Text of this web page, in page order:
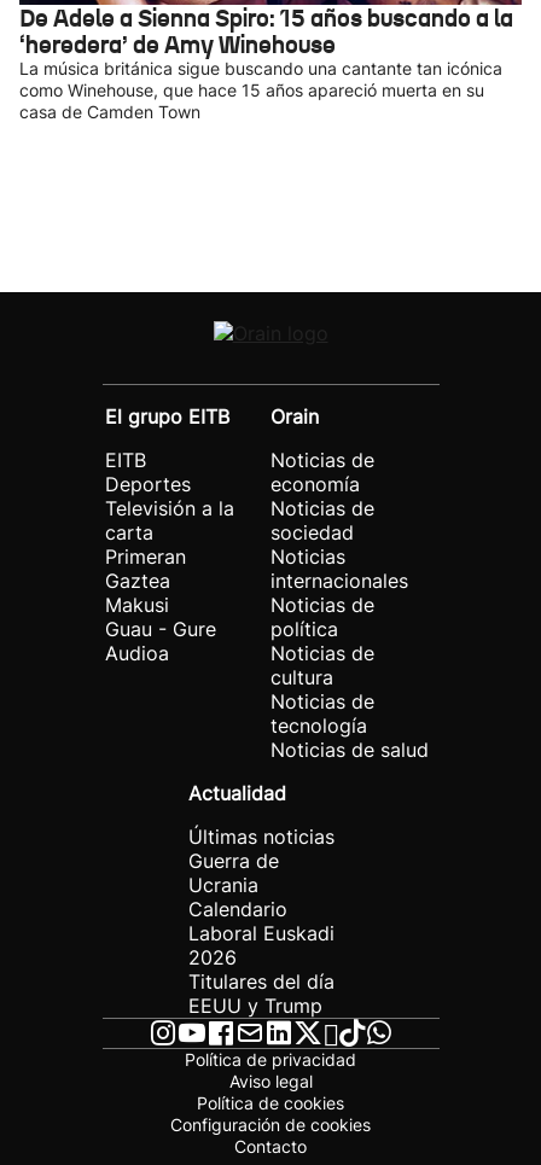
De Adele a Sienna Spiro: 15 años buscando a la
‘heredera’ de Amy Winehouse
La música británica sigue buscando una cantante tan icónica
como Winehouse, que hace 15 años apareció muerta en su
casa de Camden Town
El grupo EITB
EITB
Deportes
Televisión a la
carta
Primeran
Gaztea
Makusi
Guau - Gure
Audioa
Orain
Noticias de
economía
Noticias de
sociedad
Noticias
internacionales
Noticias de
política
Noticias de
cultura
Noticias de
tecnología
Noticias de salud
Actualidad
Últimas noticias
Guerra de
Ucrania
Calendario
Laboral Euskadi
2026
Titulares del día
EEUU y Trump
Política de privacidad
Aviso legal
Política de cookies
Configuración de cookies
Contacto